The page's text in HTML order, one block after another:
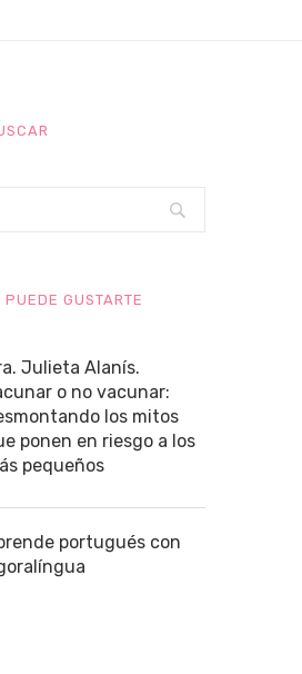
GUSTARTE
Julieta Alanís.
o no vacunar:
los mitos
ponen en riesgo a los
pequeños
portugués con